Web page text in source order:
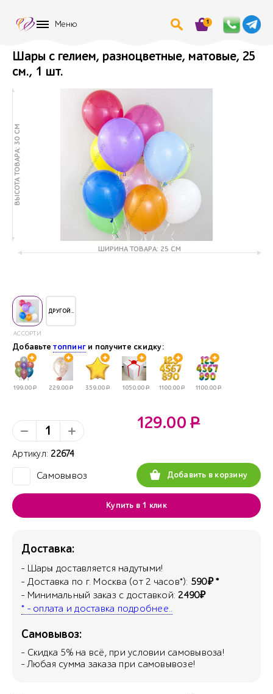
Меню 1
Шары с гелием, разноцветные, матовые, 25
см., 1 шт.
ВЫСОТА ТОВАРА: 30 СМ
ШИРИНА ТОВАРА: 25 СМ
АССОРТИ
ДРУГОЙ..
Добавьтетоппинг и получите скидку:
199.00Р 229.00Р 359.00Р 1050.00Р 1100.00Р 1100.00Р
Артикул: 22674
Самовывоз
129.00 Р
Добавить в корзину
Купить в 1 клик
Доставка:
- Шары доставляется надутыми!
- Доставка по г. Москва (от 2 часов*): 590₽ *
- Минимальный заказ с доставкой:2490₽
* - оплата и доставка подробнее..
Самовывоз:
- Скидка 5% на всё, при условии самовывоза!
- Любая сумма заказа при самовывозе!